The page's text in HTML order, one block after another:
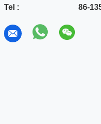
Tel : 86-